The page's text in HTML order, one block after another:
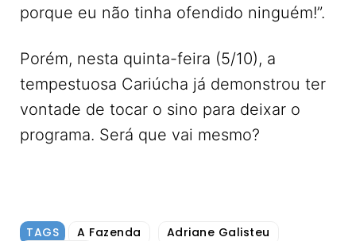
porque eu não tinha ofendido ninguém!”.
Porém, nesta quinta-feira (5/10), a
tempestuosa Cariúcha já demonstrou ter
vontade de tocar o sino para deixar o
programa. Será que vai mesmo?
TAGS A Fazenda
Adriane Galisteu